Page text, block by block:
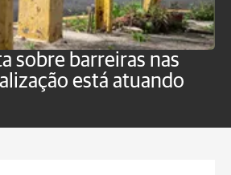
sobre barreiras nas
está atuando